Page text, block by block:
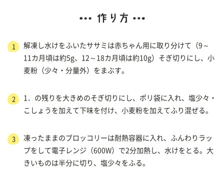
1
解凍し水けをふいたササミは赤ちゃん用に取り分けて（9～
11カ月頃は約5g、12～18カ月頃は約10g）そぎ切りにし、小
麦粉（少々・分量外）をまぶす。
2
1．の残りを大きめのそぎ切りにし、ポリ袋に入れ、塩少々・
こしょうを加えて下味を付け、小麦粉を加えてふり混ぜる。
3
凍ったままのブロッコリーは耐熱容器に入れ、ふんわりラッ
プをして電子レンジ（600W）で2分加熱し、水けをとる。大
きいものは半分に切り、塩少々をふる。